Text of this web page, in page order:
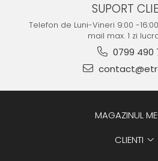
SUPORT
Telefon de Luni-Vineri 9:00 -
mail max. 1 zi
0799 490
MAGAZINUL
CLIENTI